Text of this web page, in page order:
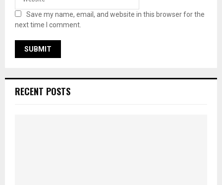
Save my name, email, and website in this browser for the
next time I comment.
RECENT POSTS